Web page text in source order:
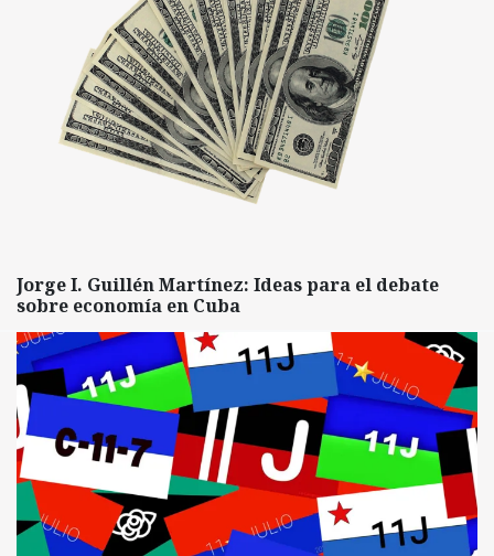
Jorge I. Guillén Martínez: Ideas para el debate
sobre economía en Cuba